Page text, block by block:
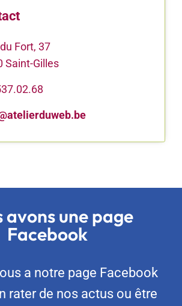
Fort, 37
Saint-Gilles
avons une page
Facebook
a notre page Facebook
rater de nos actus ou être